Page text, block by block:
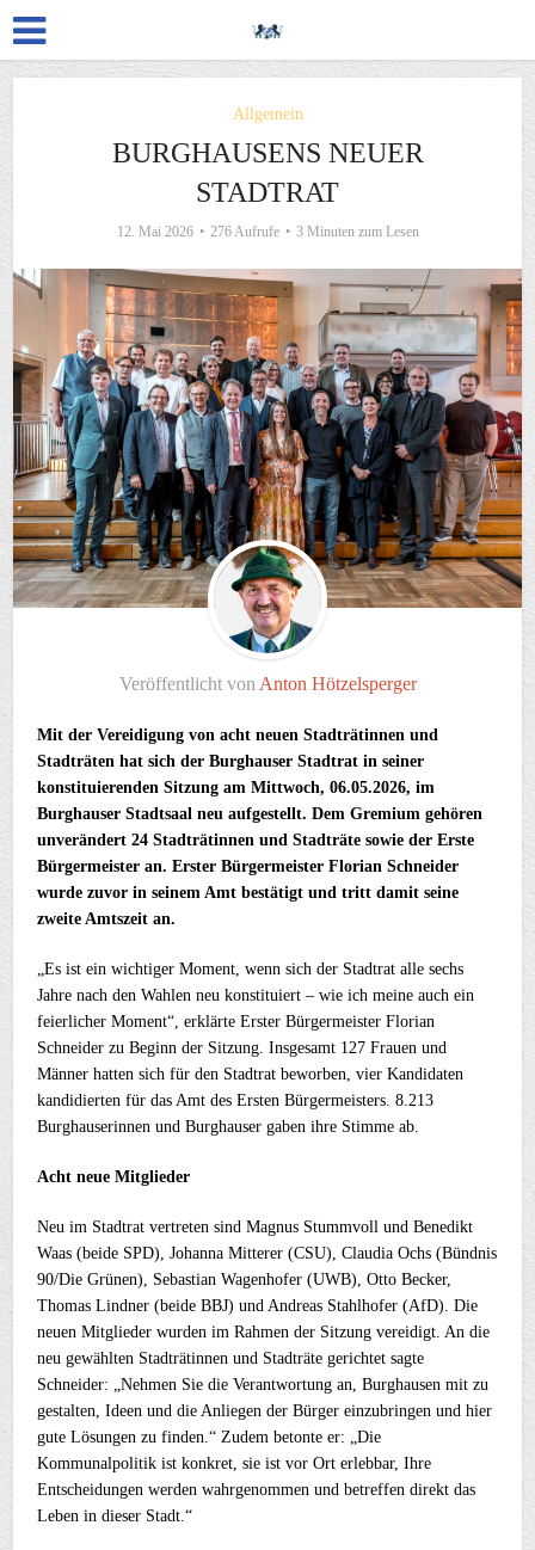
Allgemein
BURGHAUSENS NEUER
STADTRAT
12. Mai 2026 276 Aufrufe 3 Minuten zum Lesen
Veröffentlicht von Anton Hötzelsperger
Mit der Vereidigung von acht neuen Stadträtinnen und
Stadträten hat sich der Burghauser Stadtrat in seiner
konstituierenden Sitzung am Mittwoch, 06.05.2026, im
Burghauser Stadtsaal neu aufgestellt. Dem Gremium gehören
unverändert 24 Stadträtinnen und Stadträte sowie der Erste
Bürgermeister an. Erster Bürgermeister Florian Schneider
wurde zuvor in seinem Amt bestätigt und tritt damit seine
zweite Amtszeit an.
„Es ist ein wichtiger Moment, wenn sich der Stadtrat alle sechs
Jahre nach den Wahlen neu konstituiert – wie ich meine auch ein
feierlicher Moment“, erklärte Erster Bürgermeister Florian
Schneider zu Beginn der Sitzung. Insgesamt 127 Frauen und
Männer hatten sich für den Stadtrat beworben, vier Kandidaten
kandidierten für das Amt des Ersten Bürgermeisters. 8.213
Burghauserinnen und Burghauser gaben ihre Stimme ab.
Acht neue Mitglieder
Neu im Stadtrat vertreten sind Magnus Stummvoll und Benedikt
Waas (beide SPD), Johanna Mitterer (CSU), Claudia Ochs (Bündnis
90/Die Grünen), Sebastian Wagenhofer (UWB), Otto Becker,
Thomas Lindner (beide BBJ) und Andreas Stahlhofer (AfD). Die
neuen Mitglieder wurden im Rahmen der Sitzung vereidigt. An die
neu gewählten Stadträtinnen und Stadträte gerichtet sagte
Schneider: „Nehmen Sie die Verantwortung an, Burghausen mit zu
gestalten, Ideen und die Anliegen der Bürger einzubringen und hier
gute Lösungen zu finden.“ Zudem betonte er: „Die
Kommunalpolitik ist konkret, sie ist vor Ort erlebbar, Ihre
Entscheidungen werden wahrgenommen und betreffen direkt das
Leben in dieser Stadt.“